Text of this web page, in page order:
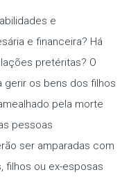
e
e financeira? Há
pretéritas? O
gerir os bens dos filhos
pela morte
pessoas
ser amparadas com
filhos ou ex-esposas